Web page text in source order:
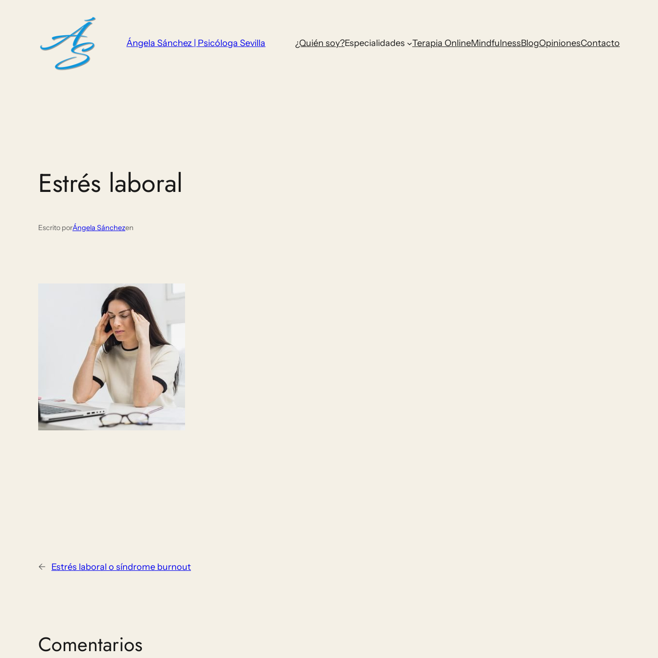
Ángela Sánchez | Psicóloga Sevilla ¿Quién soy?Especialidades Terapia OnlineMindfulnessBlogOpinionesContacto
Estrés laboral
Escrito porÁngela Sánchezen
← Estrés laboral o síndrome burnout
Comentarios